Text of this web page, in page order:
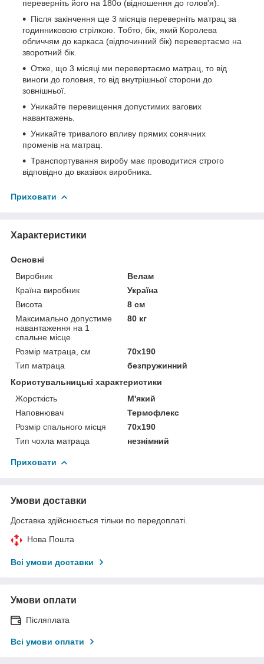
переверніть його на 180o (відношення до голов'я).
Після закінчення ще 3 місяців переверніть матрац за
годинниковою стрілкою. Тобто, бік, який Королева
обличчям до каркаса (відпочинний бік) перевертаємо на
зворотний бік.
Отже, що 3 місяці ми перевертаємо матрац, то від
виноги до головня, то від внутрішньої сторони до
зовнішньої.
Уникайте перевищення допустимих вагових
навантажень.
Уникайте тривалого впливу прямих сонячних
променів на матрац.
Транспортування виробу має проводитися строго
відповідно до вказівок виробника.
Приховати
Характеристики
Основні
Виробник
Велам
Країна виробник
Україна
Висота
8 см
Максимально допустиме
навантаження на 1
спальне місце
80 кг
Розмір матраца, см
70х190
Тип матраца
безпружинний
Користувальницькі характеристики
Жорсткість
М'який
Наповнювач
Термофлекс
Розмір спального місця
70х190
Тип чохла матраца
незнімний
Приховати
Умови доставки
Доставка здійснюється тільки по передоплаті.
Нова Пошта
Всі умови доставки
Умови оплати
Післяплата
Всі умови оплати